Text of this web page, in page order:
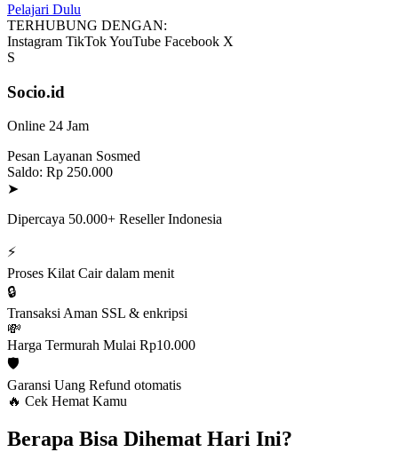
Pelajari Dulu
TERHUBUNG DENGAN:
Instagram TikTokYouTube Facebook X
S
Socio.id
Online 24 Jam
Pesan Layanan Sosmed
Saldo: Rp 250.000
➤
Dipercaya 50.000+ Reseller Indonesia
⚡
Proses Kilat Cair dalam menit
🔒
Transaksi Aman SSL & enkripsi
💸
Harga Termurah Mulai Rp10.000
🛡️
Garansi Uang Refund otomatis
🔥 Cek Hemat Kamu
Berapa Bisa Dihemat Hari Ini?